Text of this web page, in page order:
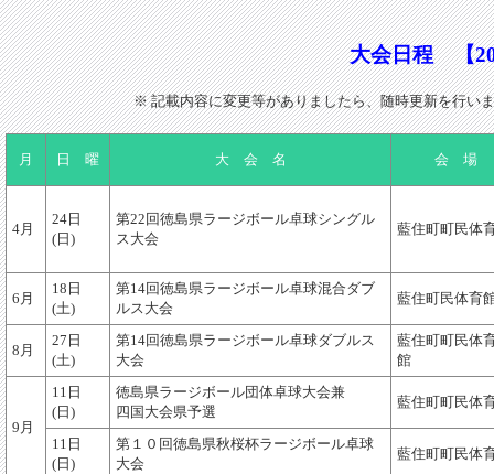
大会日程 【
※ 記載内容に変更等がありましたら、随時更新を行い
月 日 曜 大 会 名 会 場
4月
24日
(日)
第22回徳島県ラージボール卓球シングル
ス大会
藍住町町民体
6月
18日
(土)
第14回徳島県ラージボール卓球混合ダブ
ルス大会
藍住町民体育
8月
27日
(土)
第14回徳島県ラージボール卓球ダブルス
大会
藍住町町民体
館
9月
11日
(日)
徳島県ラージボール団体卓球大会兼
四国大会県予選
藍住町町民体
11日
(日)
第１０回徳島県秋桜杯ラージボール卓球
大会
藍住町町民体